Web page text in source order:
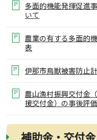
多面的機能発揮促進
いて
農業の有する多面的
表
伊那市鳥獣被害防止
農山漁村振興交付金
援交付金）の事後評
補助金・交付金